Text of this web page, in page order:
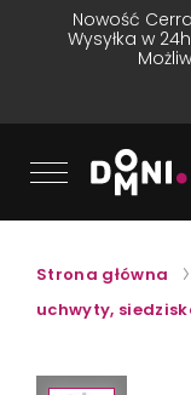
Nowość
Wysyłka w
Strona główna
uchwyty,